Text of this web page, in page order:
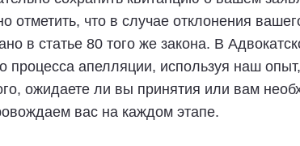
отметить, что в случае отклонения
в статье 80 того же закона. В
процесса апелляции, используя наш
ожидаете ли вы принятия или вам
вас на каждом этапе.